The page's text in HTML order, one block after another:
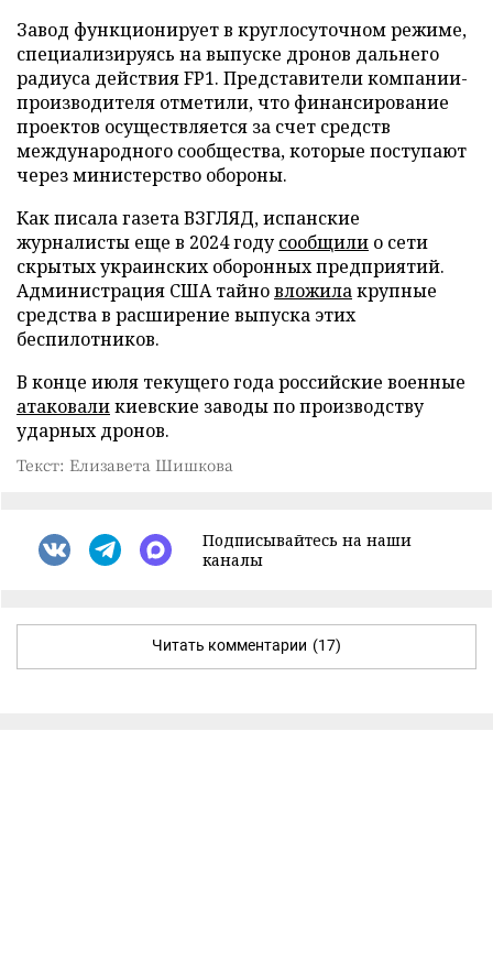
Завод функционирует в круглосуточном режиме,
специализируясь на выпуске дронов дальнего
радиуса действия FP1. Представители компании-
производителя отметили, что финансирование
проектов осуществляется за счет средств
международного сообщества, которые поступают
через министерство обороны.
Как писала газета ВЗГЛЯД, испанские
журналисты еще в 2024 годусообщили о сети
скрытых украинских оборонных предприятий.
Администрация США тайновложилакрупные
средства в расширение выпуска этих
беспилотников.
В конце июля текущего года российские военные
атаковаликиевские заводы по производству
ударных дронов.
Текст: Елизавета Шишкова
Подписывайтесь на наши
каналы
Читать комментарии (17)